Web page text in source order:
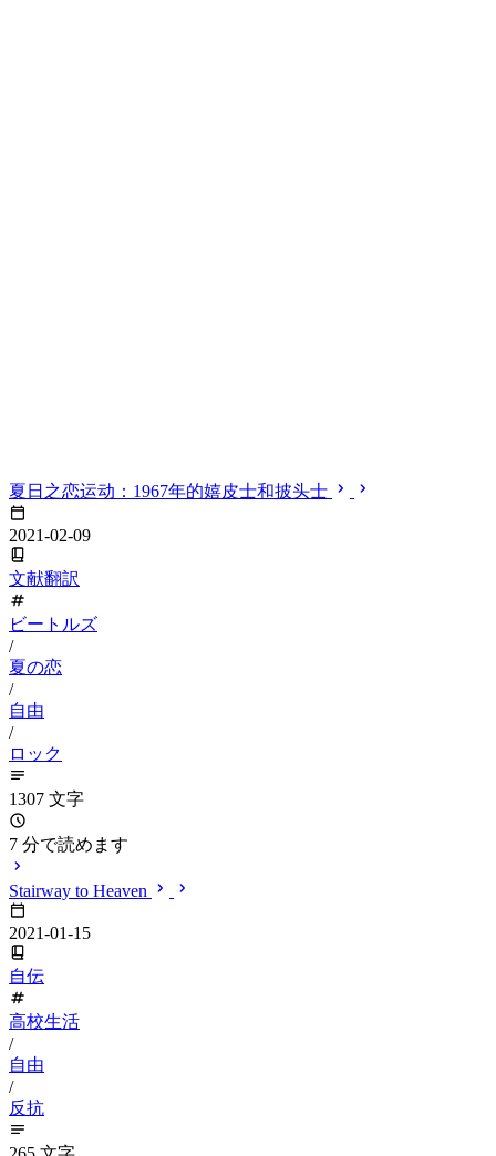
夏日之恋运动：1967年的嬉皮士和披头士
2021-02-09
文献翻訳
ビートルズ
/
夏の恋
/
自由
/
ロック
1307 文字
7 分で読めます
Stairway to Heaven
2021-01-15
自伝
高校生活
/
自由
/
反抗